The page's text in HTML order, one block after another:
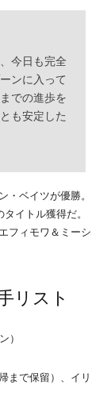
今日も完全
ンに入って
での進歩を
も安定した
・ベイツが優勝。
イトル獲得だ。
フィモワ＆ミーシ
リスト
）
まで保留）、イリ